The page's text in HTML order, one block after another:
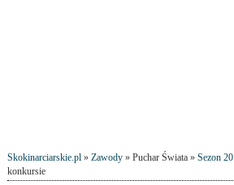
Skokinarciarskie.pl» Zawody» Puchar Świata » Sezon
konkursie